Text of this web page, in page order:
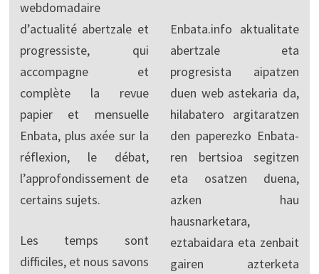
webdomadaire
d’actualité abertzale et
progressiste, qui
accompagne et
complète la revue
papier et mensuelle
Enbata, plus axée sur la
réflexion, le débat,
l’approfondissement de
certains sujets.
Les temps sont
difficiles, et nous savons
Enbata.info aktualitate
abertzale eta
progresista aipatzen
duen web astekaria da,
hilabatero argitaratzen
den paperezko Enbata-
ren bertsioa segitzen
eta osatzen duena,
azken hau
hausnarketara,
eztabaidara eta zenbait
gairen azterketa